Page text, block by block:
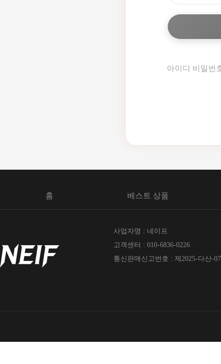
아이디 비밀번
홈 베스트 상품
사업자명 : 네이프
고객센터 : 010-6836-0226
통신판매신고번호 : 제2025-다산-